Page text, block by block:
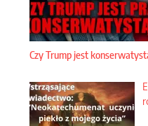
Czy Trump jest